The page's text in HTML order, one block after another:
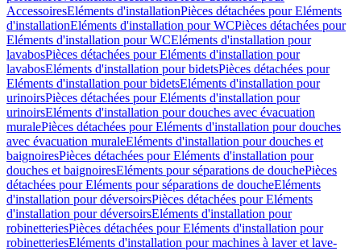
AccessoiresEléments d'installationPièces détachées pour Eléments
d'installationEléments d'installation pour WCPièces détachées pour
Eléments d'installation pour WCEléments d'installation pour
lavabosPièces détachées pour Eléments d'installation pour
lavabosEléments d'installation pour bidetsPièces détachées pour
Eléments d'installation pour bidetsEléments d'installation pour
urinoirsPièces détachées pour Eléments d'installation pour
urinoirsEléments d'installation pour douches avec évacuation
muralePièces détachées pour Eléments d'installation pour douches
avec évacuation muraleEléments d'installation pour douches et
baignoiresPièces détachées pour Eléments d'installation pour
douches et baignoiresEléments pour séparations de douchePièces
détachées pour Eléments pour séparations de doucheEléments
d'installation pour déversoirsPièces détachées pour Eléments
d'installation pour déversoirsEléments d'installation pour
robinetteriesPièces détachées pour Eléments d'installation pour
robinetteriesEléments d'installation pour machines à laver et lave-